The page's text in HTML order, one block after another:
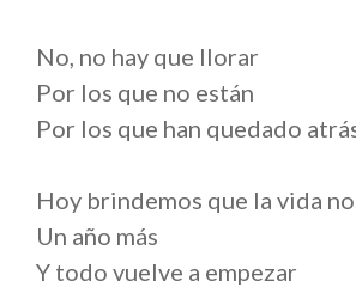
No, no hay que llorar
Por los que no están
Por los que han quedado
Hoy brindemos que la vida
Un año más
Y todo vuelve a empezar